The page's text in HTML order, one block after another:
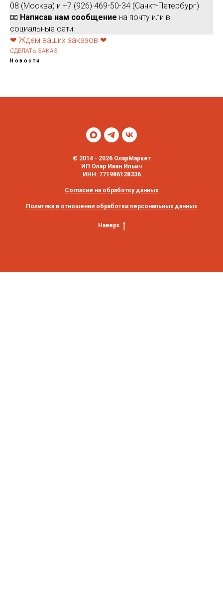
08 (Москва) и +7 (926) 469-50-34 (Санкт-Петербург)
📧 Написав нам сообщение на почту или в
социальные сети
❤ Ждем ваших заказов ❤
СДЕЛАТЬ ЗАКАЗ
Новости
© 2014 - 2026 ОларМаркет
ИП Олар Иван Ильич
ИНН: 771986128336
Согласие на обработку данных
Политика в отношении обработки персональных данных
Наверх